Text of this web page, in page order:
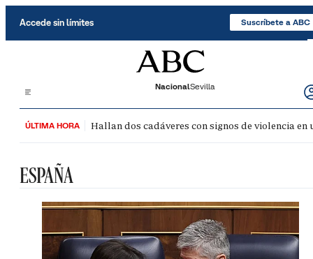
Accede sin límites Suscríbete a ABC
NacionalSevilla
ÚLTIMA HORA Hallan dos cadáveres con signos de violencia
ESPAÑA